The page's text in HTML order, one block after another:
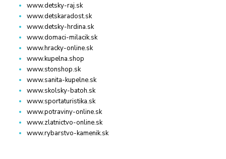
www.detsky-raj.sk
www.detskaradost.sk
www.detsky-hrdina.sk
www.domaci-milacik.sk
www.hracky-online.sk
www.kupelna.shop
www.stonshop.sk
www.sanita-kupelne.sk
www.skolsky-batoh.sk
www.sportaturistika.sk
www.potraviny-online.sk
www.zlatnictvo-online.sk
www.rybarstvo-kamenik.sk